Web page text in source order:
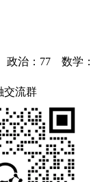
治：77 数学：
交流群